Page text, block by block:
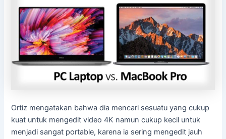
Ortiz mengatakan bahwa dia mencari sesuatu yang cukup
kuat untuk mengedit video 4K namun cukup kecil untuk
menjadi sangat portable, karena ia sering mengedit jauh